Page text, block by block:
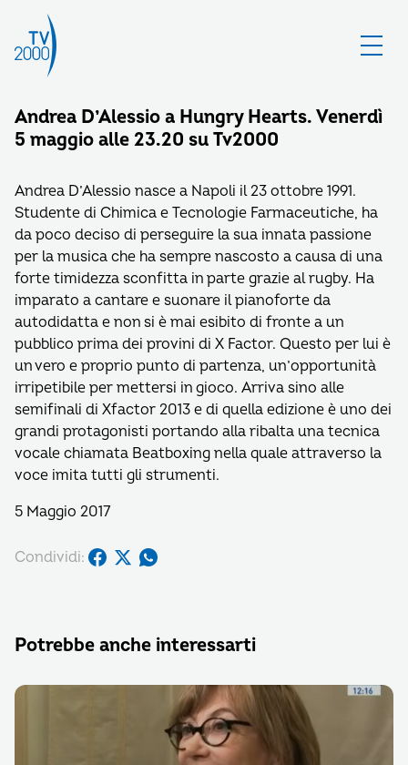
Andrea D’Alessio a Hungry Hearts. Venerdì
5 maggio alle 23.20 su Tv2000
Andrea D’Alessio nasce a Napoli il 23 ottobre 1991.
Studente di Chimica e Tecnologie Farmaceutiche, ha
da poco deciso di perseguire la sua innata passione
per la musica che ha sempre nascosto a causa di una
forte timidezza sconfitta in parte grazie al rugby. Ha
imparato a cantare e suonare il pianoforte da
autodidatta e non si è mai esibito di fronte a un
pubblico prima dei provini di X Factor. Questo per lui è
un vero e proprio punto di partenza, un’opportunità
irripetibile per mettersi in gioco. Arriva sino alle
semifinali di Xfactor 2013 e di quella edizione è uno dei
grandi protagonisti portando alla ribalta una tecnica
vocale chiamata Beatboxing nella quale attraverso la
voce imita tutti gli strumenti.
5 Maggio 2017
Condividi:
Potrebbe anche interessarti